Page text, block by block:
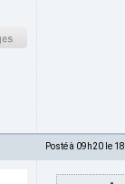
Posté à 09h20 le